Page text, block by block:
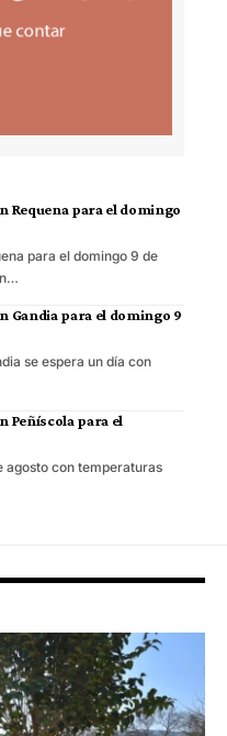
Requena para el domingo
para el domingo 9 de
Gandia para el domingo 9
se espera un día con
Peñíscola para el
agosto con temperaturas